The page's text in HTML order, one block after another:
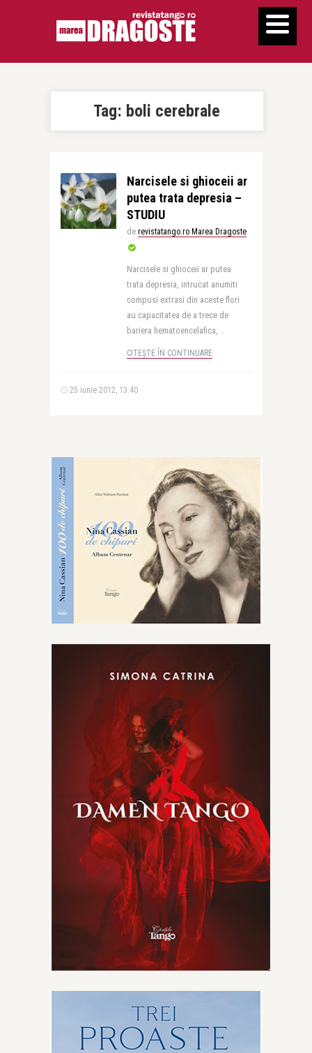
Tag: boli cerebrale
Narcisele si ghioceii ar
putea trata depresia –
STUDIU
de revistatango.ro Marea Dragoste
Narcisele si ghioceii ar putea
trata depresia, intrucat anumiti
compusi extrasi din aceste flori
au capacitatea de a trece de
bariera hematoencelafica, ..
CITEȘTE ÎN CONTINUARE
25 iunie 2012, 13:40